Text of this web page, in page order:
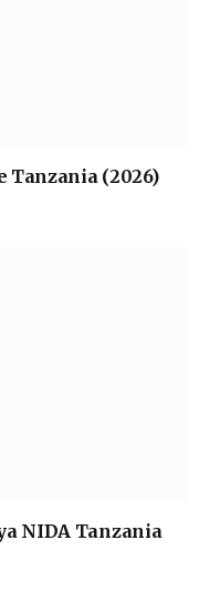
Tanzania (2026)
NIDA Tanzania